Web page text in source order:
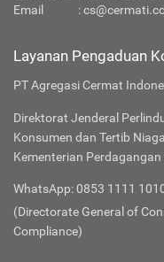
Email
:
Layanan Pengaduan
PT Agregasi Cermat
Direktorat Jenderal
Konsumen dan Tertib Niaga
Kementerian Perdagangan
WhatsApp: 0853 1111
(Directorate General of
Compliance)